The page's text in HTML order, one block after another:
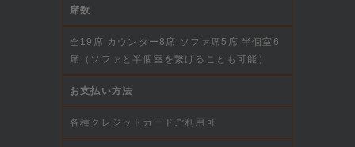
席数
全19席 カウンター8席 ソファ席5席 半個室6
席（ソファと半個室を繋げることも可能）
お支払い方法
各種クレジットカードご利用可